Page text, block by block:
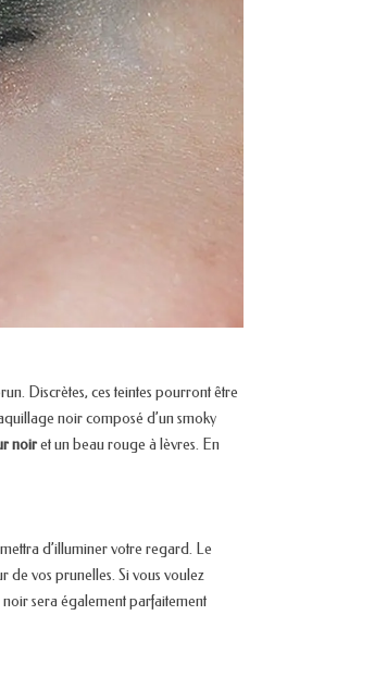
Discrètes, ces teintes pourront être
noir composé d’un smoky
noiret un beau rouge à lèvres. En
d’illuminer votre regard. Le
de vos prunelles. Si vous voulez
sera également parfaitement